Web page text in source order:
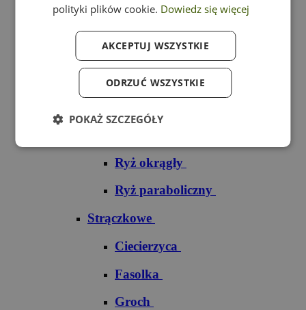
Ryż czerwony
Ryż do sushi
Ryż okrągły
Ryż paraboliczny
Strączkowe
Ciecierzyca
Fasolka
Groch
polityki plików cookie. Dowiedz się więcej
AKCEPTUJ WSZYSTKIE
ODRZUĆ WSZYSTKIE
POKAŻ SZCZEGÓŁY